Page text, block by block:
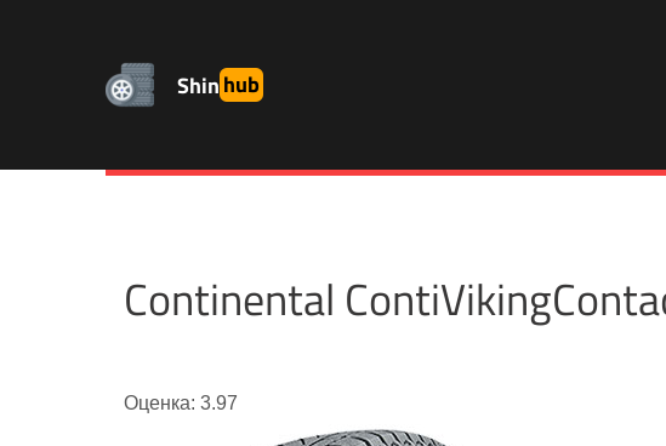
Shinhub
Continental
Оценка: 3.97